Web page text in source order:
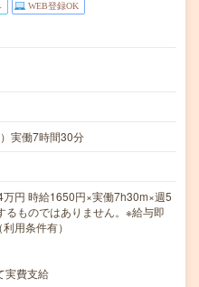
WEB登録OK
実働7時間30分
円 時給1650円×実働7h30m×週5
るものではありません。※給与即
用条件有）
実費支給